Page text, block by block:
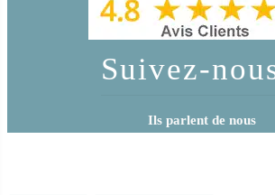
Suivez-
Ils parlent de nous